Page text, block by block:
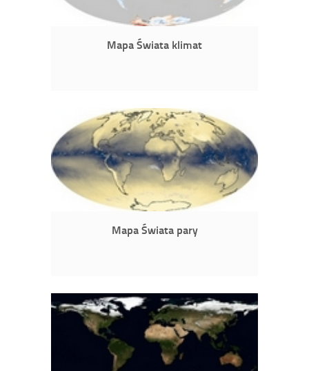
Mapa Świata klimat
Mapa Świata pary